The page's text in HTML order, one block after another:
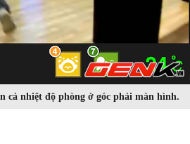
cả nhiệt độ phòng ở góc phải màn hình.